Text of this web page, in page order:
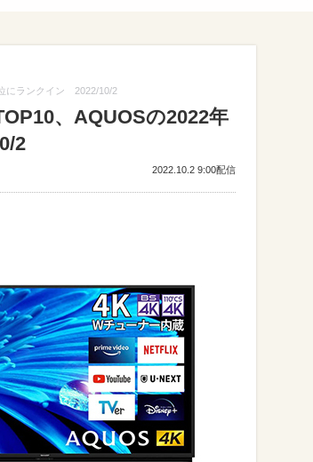
にランクイン 2022/10/2
、AQUOSの2022年
2
2022.10.2 9:00配信